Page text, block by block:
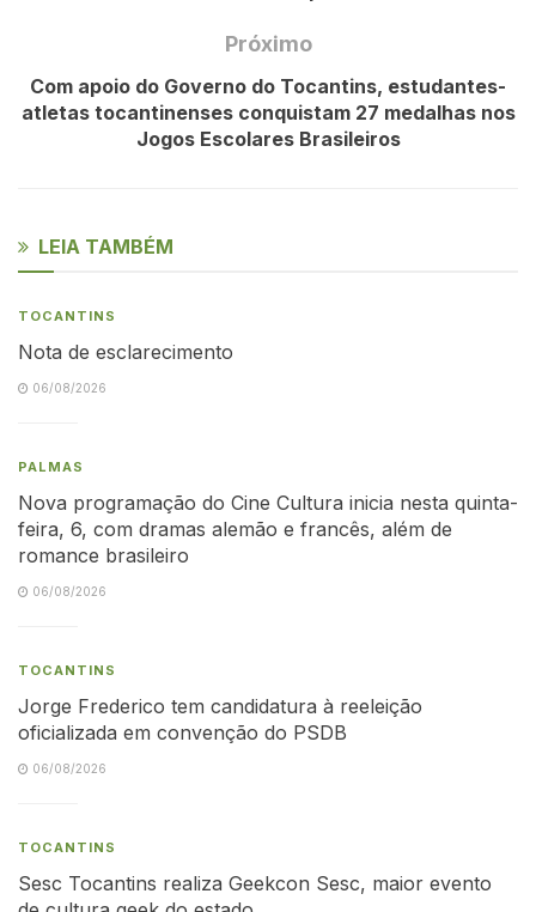
Próximo
Com apoio do Governo do Tocantins, estudantes-
atletas tocantinenses conquistam 27 medalhas nos
Jogos Escolares Brasileiros
LEIA TAMBÉM
TOCANTINS
Nota de esclarecimento
06/08/2026
PALMAS
Nova programação do Cine Cultura inicia nesta quinta-
feira, 6, com dramas alemão e francês, além de
romance brasileiro
06/08/2026
TOCANTINS
Jorge Frederico tem candidatura à reeleição
oficializada em convenção do PSDB
06/08/2026
TOCANTINS
Sesc Tocantins realiza Geekcon Sesc, maior evento